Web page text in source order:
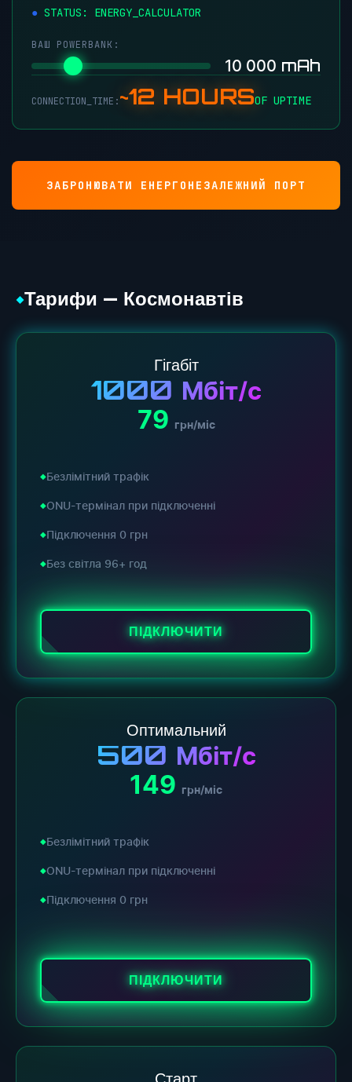
● STATUS: ENERGY_CALCULATOR
ВАШ POWERBANK:
10 000 mAh
CONNECTION_TIME:~12 HOURSOF UPTIME
ЗАБРОНЮВАТИ ЕНЕРГОНЕЗАЛЕЖНИЙ ПОРТ
◆Тарифи — Космонавтів
Гігабіт
1000 Мбіт/с
79 грн/міс
Безлімітний трафік
ONU-термінал при підключенні
Підключення 0 грн
Без світла 96+ год
ПІДКЛЮЧИТИ
Оптимальний
500 Мбіт/с
149 грн/міс
Безлімітний трафік
ONU-термінал при підключенні
Підключення 0 грн
ПІДКЛЮЧИТИ